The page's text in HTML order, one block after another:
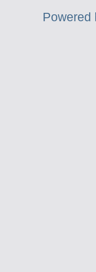
Powered